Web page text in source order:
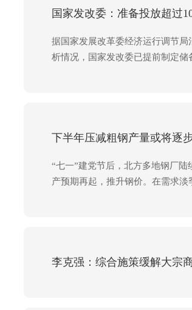
国家发改委：准备投放超过
据国家发展改革委经济运行调节
析情况，国家发改委已提前制定
下半年压减粗钢产量或将逐
“七一”建党节后，北方多地钢厂
产预期再起，推升钢价。在需求
李克强：综合施策缓解大宗